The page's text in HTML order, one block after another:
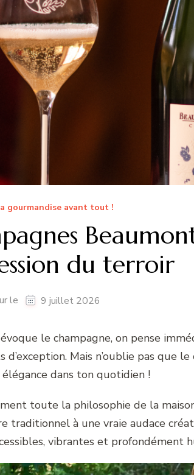
gourmandise avant tout !
du terroir
le 9 juillet 2026
évoque le champagne, on pense
d’exception. Mais n’oublie pas que
dans ton quotidien !
toute la philosophie de la
traditionnel à une vraie audace
vibrantes et profondément